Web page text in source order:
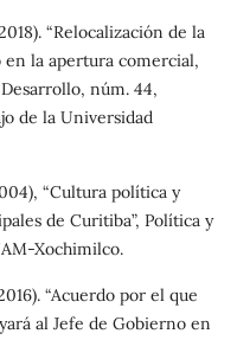
“Relocalización de la
la apertura comercial,
núm. 44,
de la Universidad
“Cultura política y
de Curitiba”, Política y
Xochimilco.
“Acuerdo por el que
al Jefe de Gobierno en